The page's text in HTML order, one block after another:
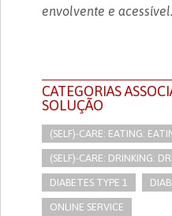
envolvente e acessível.
CATEGORIAS
SOLUÇÃO
(SELF)-CARE: EATING:
(SELF)-CARE: DRINKING:
DIABETES TYPE 1
ONLINE SERVICE